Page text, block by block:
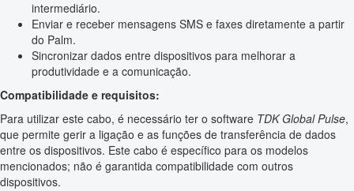
intermediário.
Enviar e receber mensagens SMS e faxes diretamente a partir
do Palm.
Sincronizar dados entre dispositivos para melhorar a
produtividade e a comunicação.
Compatibilidade e requisitos:
Para utilizar este cabo, é necessário ter o software TDK Global Pulse,
que permite gerir a ligação e as funções de transferência de dados
entre os dispositivos. Este cabo é específico para os modelos
mencionados; não é garantida compatibilidade com outros
dispositivos.